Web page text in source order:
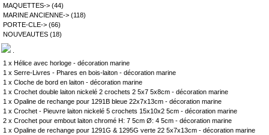
MAQUETTES-> (44)
MARINE ANCIENNE-> (118)
PORTE-CLE-> (66)
NOUVEAUTES (18)
1 x Hélice avec horloge - décoration marine
1 x Serre-Livres - Phares en bois-laiton - décoration marine
1 x Cloche de bord en laiton - décoration marine
1 x Crochet double laiton nickelé 2 crochets 2 5x7 5x8cm - décoration marine
1 x Opaline de rechange pour 1291B bleue 22x7x13cm - décoration marine
1 x Crochet - Pieuvre laiton nickelé 5 crochets 15x10x2 5cm - décoration marine
2 x Crochet pour embout laiton chromé H: 7 5cm Ø: 4 5cm - décoration marine
1 x Opaline de rechange pour 1291G & 1295G verte 22 5x7x13cm - décoration marine